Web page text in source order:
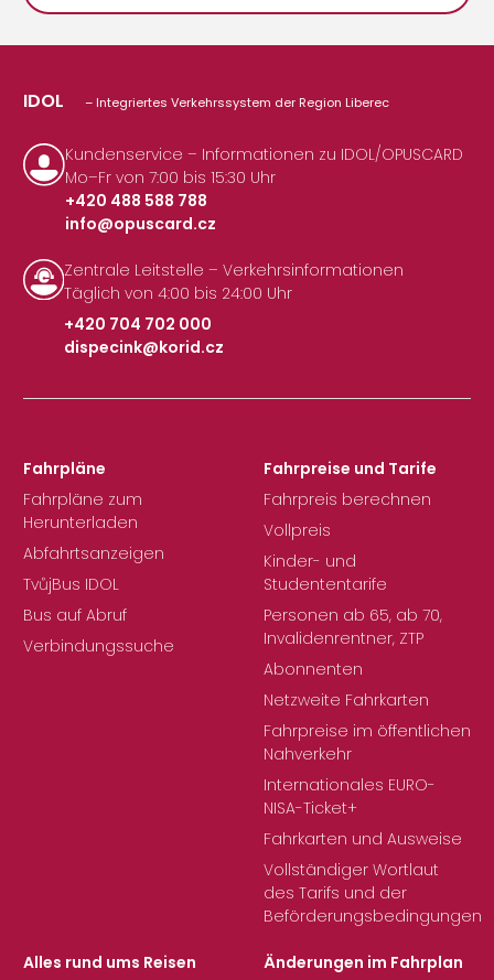
IDOL – Integriertes Verkehrssystem der Region Liberec
Kundenservice – Informationen zu IDOL/OPUSCARD
Mo–Fr von 7:00 bis 15:30 Uhr
+420 488 588 788
|
info@opuscard.cz
Zentrale Leitstelle – Verkehrsinformationen
Täglich von 4:00 bis 24:00 Uhr
+420 704 702 000
|
dispecink@korid.cz
Fahrpläne
Fahrpläne zum
Herunterladen
Abfahrtsanzeigen
TvůjBus IDOL
Bus auf Abruf
Verbindungssuche
Fahrpreise und Tarife
Fahrpreis berechnen
Vollpreis
Kinder- und
Studententarife
Personen ab 65, ab 70,
Invalidenrentner, ZTP
Abonnenten
Netzweite Fahrkarten
Fahrpreise im öffentlichen
Nahverkehr
Internationales EURO-
NISA-Ticket+
Fahrkarten und Ausweise
Vollständiger Wortlaut
des Tarifs und der
Beförderungsbedingungen
Alles rund ums Reisen
Änderungen im Fahrplan